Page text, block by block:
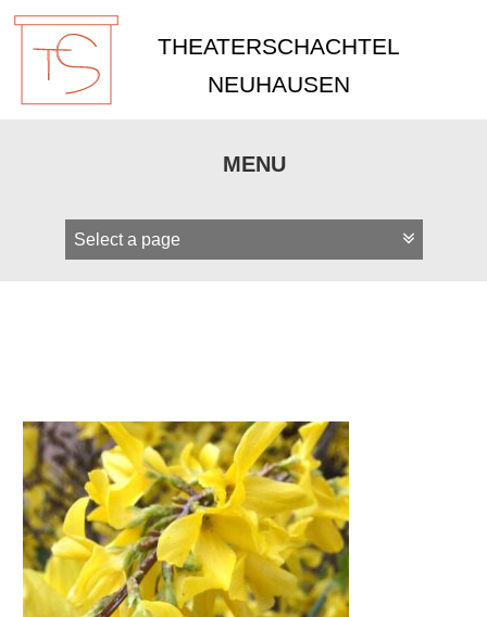
THEATERSCHACHTEL
NEUHAUSEN
MENU
Inhalt